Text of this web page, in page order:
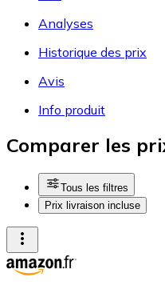
Analyses
Historique des prix
Avis
Info produit
Comparer les
Tous les filtres
Prix livraison incluse